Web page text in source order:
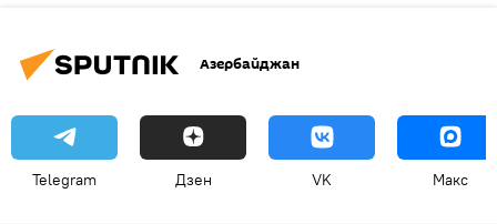
Азербайджан
Telegram Дзен VK Макс